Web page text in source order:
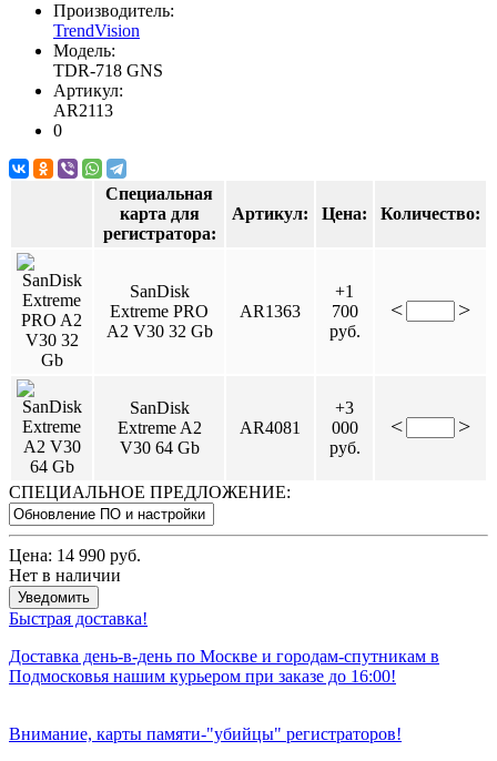
Производитель:
TrendVision
Модель:
TDR-718 GNS
Артикул:
AR2113
0
Специальная
карта для
регистратора:
Артикул: Цена: Количество:
SanDisk
Extreme PRO
A2 V30 32 Gb
AR1363
+1
700
руб.
< >
SanDisk
Extreme A2
V30 64 Gb
AR4081
+3
000
руб.
< >
СПЕЦИАЛЬНОЕ ПРЕДЛОЖЕНИЕ:
Цена: 14 990 руб.
Нет в наличии
Уведомить
Быстрая доставка!
Доставка день-в-день по Москве и городам-спутникам в
Подмосковья нашим курьером при заказе до 16:00!
Внимание, карты памяти-"убийцы" регистраторов!